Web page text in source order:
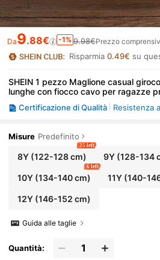
Da9.88€ -1% 9.98€Prezzo
Risparmia 0.49€ su
SHEIN 1 pezzo Maglione casual
lunghe con fiocco cavo per ragazze
centi, adatto per autunno/inverno
Certificazione di Qualità Resistenza ai pali,
Misure Predefinito
8Y(122-128 cm)
25 left
9Y (128-134
10Y(134-140 cm)
6 left
11Y (140-
12Y(146-152 cm)
Guida alle taglie
Quantità: